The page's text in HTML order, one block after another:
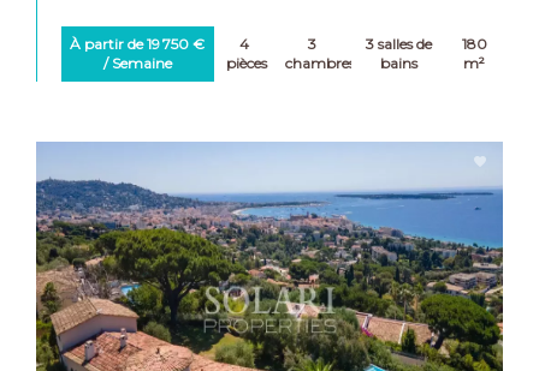
À partir de 19 750 €
/ Semaine
4
pièces
3
chambres
3 salles de
bains
180
m²